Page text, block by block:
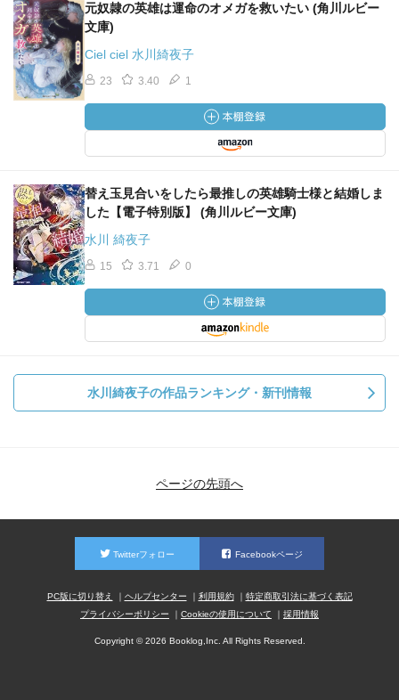
元奴隷の英雄は運命のオメガを救いたい (角川ルビー
文庫)
Ciel ciel 水川綺夜子
23 3.40 1
替え玉見合いをしたら最推しの英雄騎士様と結婚しま
した【電子特別版】 (角川ルビー文庫)
水川 綺夜子
15 3.71 0
水川綺夜子の作品ランキング・新刊情報
ページの先頭へ
Twitterフォロー Facebookページ
PC版に切り替え ヘルプセンター 利用規約
特定商取引法に基づく表記
プライバシーポリシー
Cookieの使用について 採用情報
Copyright © 2026 Booklog,Inc. All Rights Reserved.